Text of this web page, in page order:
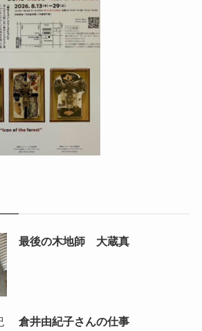
最後の木地師 大蔵真
倉井由紀子さんの仕事